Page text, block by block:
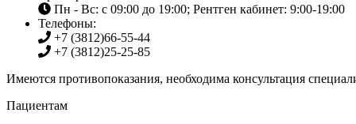
Пн - Вс: с 09:00 до 19:00; Рентген кабинет: 9:00-19:00
Телефоны:
+7 (3812)66-55-44
+7 (3812)25-25-85
Имеются противопоказания, необходима консультация
Пациентам